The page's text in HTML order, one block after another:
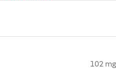
102 mg